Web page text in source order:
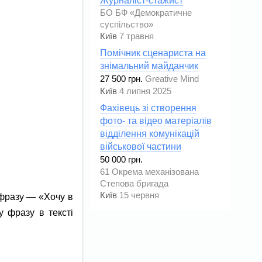
— «Хочу в
в тексті
БО БФ «Демократичне
суспільство»
Київ 7 травня
Помічник сценариста на
знімальний майданчик
27 500 грн. Greative Mind
Київ 4 липня 2025
Фахівець зі створення
фото- та відео матеріалів
відділення комунікацій
військової частини
50 000 грн.
61 Окрема механізована
Степова бригада
Київ 15 червня